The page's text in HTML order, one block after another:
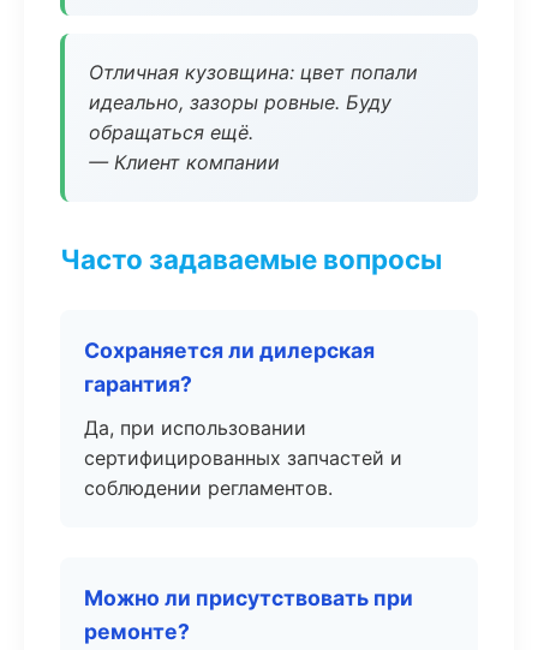
Отличная кузовщина: цвет попали
идеально, зазоры ровные. Буду
обращаться ещё.
— Клиент компании
Часто задаваемые вопросы
Сохраняется ли дилерская
гарантия?
Да, при использовании
сертифицированных запчастей и
соблюдении регламентов.
Можно ли присутствовать при
ремонте?